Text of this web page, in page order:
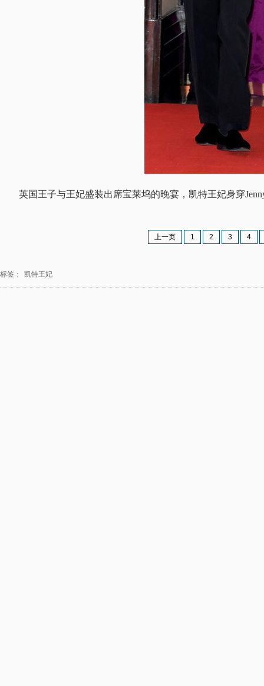
英国王子与王妃盛装出席宝莱坞的晚宴，凯特王妃身穿
上一页 1 2 3 4
标签： 凯特王妃